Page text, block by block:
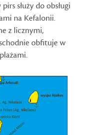
służy do obsługi
na Kefalonii.
z licznymi,
obfituje w